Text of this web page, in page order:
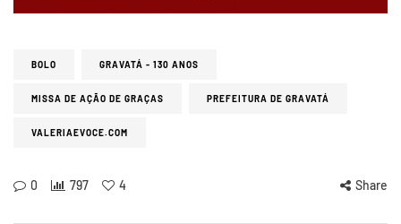
BOLO GRAVATÁ - 130 ANOS
MISSA DE AÇÃO DE GRAÇAS PREFEITURA DE GRAVATÁ
VALERIAEVOCE.COM
0 797 4 Share